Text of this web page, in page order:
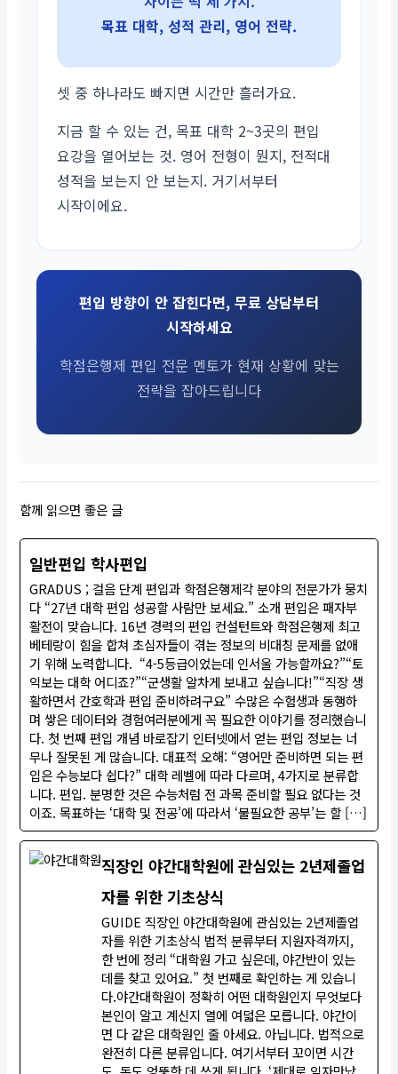
목표 대학, 성적 관리, 영어 전략.
셋 중 하나라도 빠지면 시간만 흘러가요.
지금 할 수 있는 건, 목표 대학 2~3곳의 편입
요강을 열어보는 것. 영어 전형이 뭔지, 전적대
성적을 보는지 안 보는지. 거기서부터
시작이에요.
편입 방향이 안 잡힌다면, 무료 상담부터
시작하세요
학점은행제 편입 전문 멘토가 현재 상황에 맞는
전략을 잡아드립니다
함께 읽으면 좋은 글
일반편입 학사편입
GRADUS ; 걸음 단계 편입과 학점은행제각 분야의 전문가가 뭉치
다 “27년 대학 편입 성공할 사람만 보세요.” 소개 편입은 패자부
활전이 맞습니다. 16년 경력의 편입 컨설턴트와 학점은행제 최고
베테랑이 힘을 합쳐 초심자들이 겪는 정보의 비대칭 문제를 없애
기 위해 노력합니다. “4-5등급이었는데 인서울 가능할까요?”“토
익보는 대학 어디죠?”“군생활 알차게 보내고 싶습니다!”“직장 생
활하면서 간호학과 편입 준비하려구요” 수많은 수험생과 동행하
며 쌓은 데이터와 경험여러분에게 꼭 필요한 이야기를 정리했습니
다. 첫 번째 편입 개념 바로잡기 인터넷에서 얻는 편입 정보는 너
무나 잘못된 게 많습니다. 대표적 오해: “영어만 준비하면 되는 편
입은 수능보다 쉽다?” 대학 레벨에 따라 다르며, 4가지로 분류합
니다. 편입. 분명한 것은 수능처럼 전 과목 준비할 필요 없다는 것
이죠. 목표하는 ‘대학 및 전공’에 따라서 ‘불필요한 공부’는 할 […]
직장인 야간대학원에 관심있는 2년제졸업
자를 위한 기초상식
GUIDE 직장인 야간대학원에 관심있는 2년제졸업
자를 위한 기초상식 법적 분류부터 지원자격까지,
한 번에 정리 “대학원 가고 싶은데, 야간반이 있는
데를 찾고 있어요.” 첫 번째로 확인하는 게 있습니
다.야간대학원이 정확히 어떤 대학원인지 무엇보다
본인이 알고 계신지 열에 여덟은 모릅니다. 야간이
면 다 같은 대학원인 줄 아세요. 아닙니다. 법적으로
완전히 다른 분류입니다. 여기서부터 꼬이면 시간